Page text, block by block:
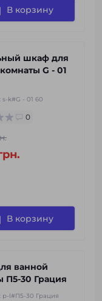
В корзину
шкаф для
G - 01
s-k#G - 01 60
0
В корзину
ванной
П5-30 Грация
p-l#П5-30 Грация